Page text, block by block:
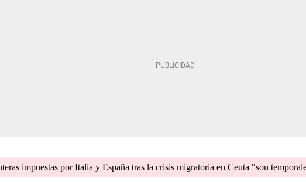
impuestas por Italia y España tras la crisis migratoria en Ceuta "son